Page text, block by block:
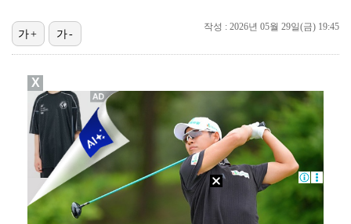
이강인, 드디어 아틀레티코 선수단과 만났다…시메오네 감…
'나솔' 24기 옥순, 출연료 미지급 폭로 "1년 넘게…
'오디세이'·'스파이더맨4', 박스오피스 투톱…기록 경…
KBO, 기록적인 폭염으로 9일까지 리그 중단…내달 6…
"매출 10% 안주면 폭로" 박나래 前 매니저 2명, …
작성 : 2026년 05월 29일(금) 19:45
가+ 가-
X